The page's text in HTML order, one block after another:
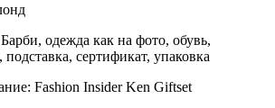
одежда как на фото, обувь,
сертификат, упаковка
Fashion Insider Ken Giftset